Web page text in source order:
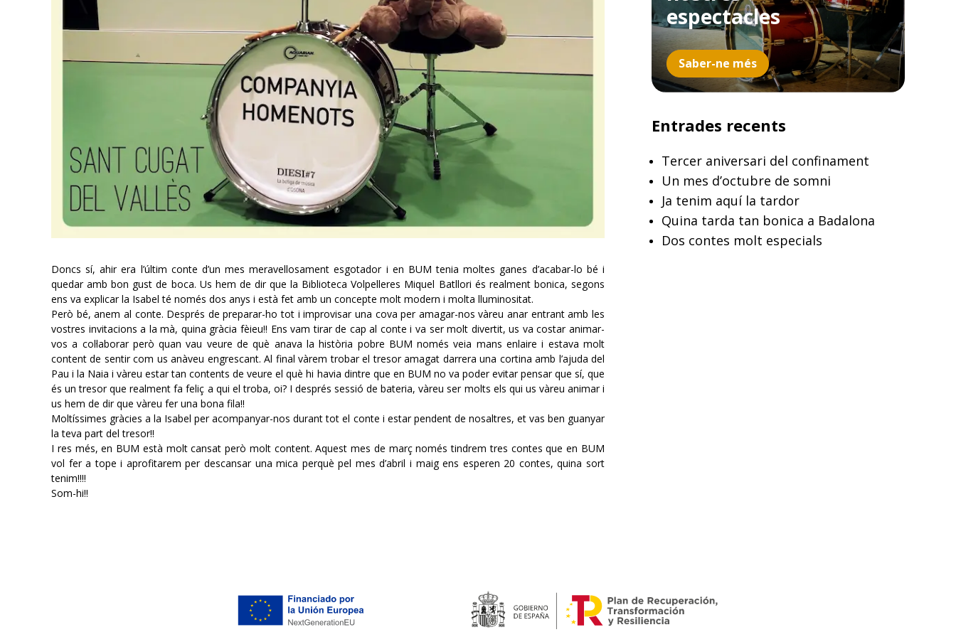
Doncs sí, ahir era l’últim conte d’un mes meravellosament esgotador i en BUM tenia moltes ganes d’acabar-lo bé i
quedar amb bon gust de boca. Us hem de dir que la Biblioteca Volpelleres Miquel Batllori és realment bonica, segons
ens va explicar la Isabel té només dos anys i està fet amb un concepte molt modern i molta lluminositat.
Però bé, anem al conte. Després de preparar-ho tot i improvisar una cova per amagar-nos vàreu anar entrant amb les
vostres invitacions a la mà, quina gràcia fèieu!! Ens vam tirar de cap al conte i va ser molt divertit, us va costar animar-
vos a col·laborar però quan vau veure de què anava la història pobre BUM només veia mans enlaire i estava molt
content de sentir com us anàveu engrescant. Al final vàrem trobar el tresor amagat darrera una cortina amb l’ajuda del
Pau i la Naia i vàreu estar tan contents de veure el què hi havia dintre que en BUM no va poder evitar pensar que sí, que
és un tresor que realment fa feliç a qui el troba, oi? I després sessió de bateria, vàreu ser molts els qui us vàreu animar i
us hem de dir que vàreu fer una bona fila!!
Moltíssimes gràcies a la Isabel per acompanyar-nos durant tot el conte i estar pendent de nosaltres, et vas ben guanyar
la teva part del tresor!!
I res més, en BUM està molt cansat però molt content. Aquest mes de març només tindrem tres contes que en BUM
vol fer a tope i aprofitarem per descansar una mica perquè pel mes d’abril i maig ens esperen 20 contes, quina sort
tenim!!!!
Som-hi!!
espectacles
Saber-ne més
Entrades recents
Tercer aniversari del confinament
Un mes d’octubre de somni
Ja tenim aquí la tardor
Quina tarda tan bonica a Badalona
Dos contes molt especials